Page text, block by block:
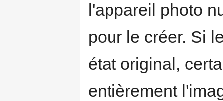
l'appareil photo
pour le créer. Si
état original,
entièrement